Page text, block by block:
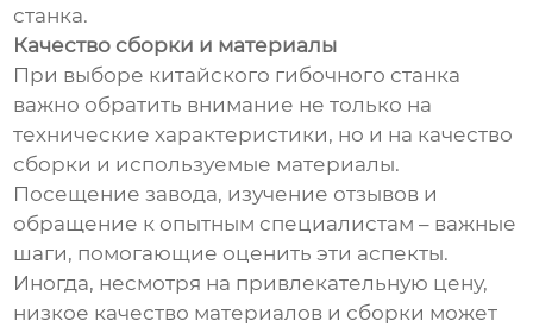
станка.
Качество сборки и материалы
При выборе китайского гибочного станка
важно обратить внимание не только на
технические характеристики, но и на качество
сборки и используемые материалы.
Посещение завода, изучение отзывов и
обращение к опытным специалистам – важные
шаги, помогающие оценить эти аспекты.
Иногда, несмотря на привлекательную цену,
низкое качество материалов и сборки может